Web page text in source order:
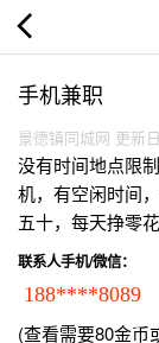
手机兼职
景德镇同城网 更新
没有时间地点限
机，有空闲时间
五十，每天挣零
联系人手机/微信：
188****8089
(查看需要80金币